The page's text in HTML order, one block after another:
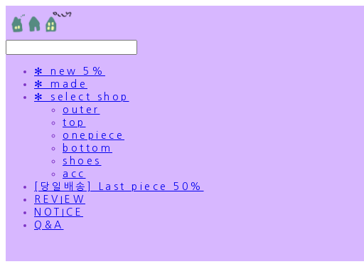
✻ new 5%
✻ made
✻ select shop
outer
top
onepiece
bottom
shoes
acc
[당일배송] Last piece 50%
REVIEW
NOTICE
Q&A